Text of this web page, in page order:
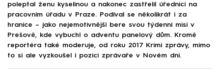
poleptal ženu kyselinou a nakonec zastřelil úřednici na
pracovním úřadu v Praze. Podíval se několikrát i za
hranice – jako nejemotivnější bere svou týdenní misi v
Prešově, kde vybuchl o adventu panelový dům. Kromě
reportéra také moderuje, od roku 2017 Krimi zprávy, mimo
to si ale vyzkoušel i pozici zprávaře v Novém dni.